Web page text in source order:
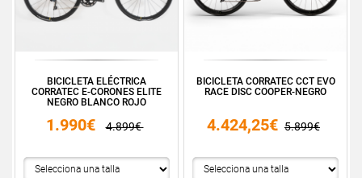
BICICLETA ELÉCTRICA
CORRATEC E-CORONES ELITE
NEGRO BLANCO ROJO
1.990€ 4.899€
BICICLETA CORRATEC CCT EVO
RACE DISC COOPER-NEGRO
4.424,25€ 5.899€